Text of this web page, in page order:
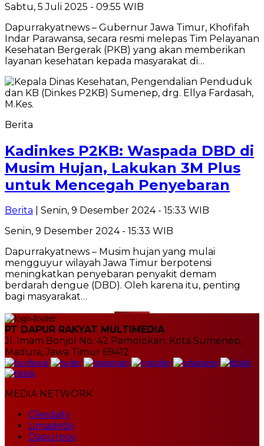
Sabtu, 5 Juli 2025 - 09:55 WIB
Dapurrakyatnews – Gubernur Jawa Timur, Khofifah
Indar Parawansa, secara resmi melepas Tim Pelayanan
Kesehatan Bergerak (PKB) yang akan memberikan
layanan kesehatan kepada masyarakat di…
Berita
Kadinkes P2KB: Waspada DBD di
Musim Hujan, Lakukan 3M Plus
untuk Mencegah Penyebaran
Berita | Senin, 9 Desember 2024 - 15:33 WIB
Senin, 9 Desember 2024 - 15:33 WIB
Dapurrakyatnews – Musim hujan yang mulai
mengguyur wilayah Jawa Timur berpotensi
meningkatkan penyebaran penyakit demam
berdarah dengue (DBD). Oleh karena itu, penting
bagi masyarakat…
PT DAPUR RAKYAT MULTIMEDIA
Jl. Imam Bonjol No. 42 Pamolokan, Kota Sumenep,
Madura, Jawa Timur 69412
MEDIA NETWORK
Okedaily
Limadetik
Dapurpos